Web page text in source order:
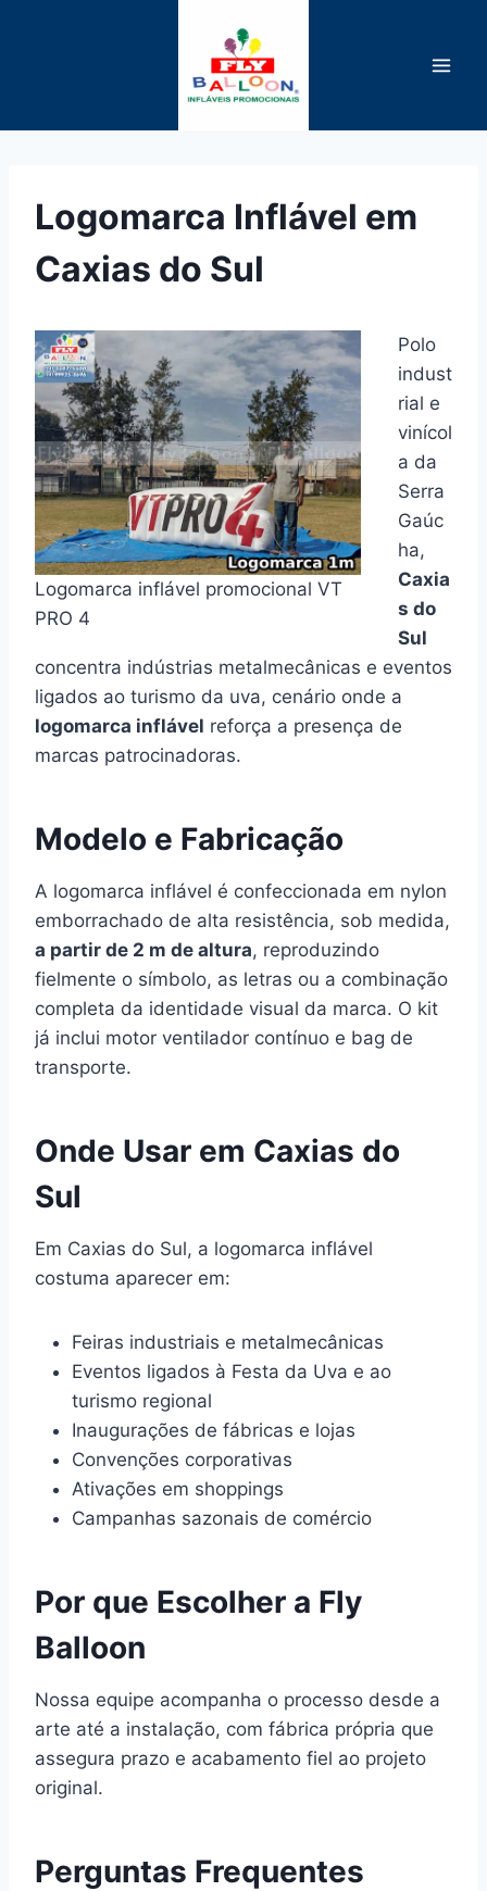
Logomarca Inflável em
Caxias do Sul
Logomarca inflável promocional VT
PRO 4
Polo
indust
rial e
vinícol
a da
Serra
Gaúc
ha,
Caxia
s do
Sul
concentra indústrias metalmecânicas e eventos
ligados ao turismo da uva, cenário onde a
logomarca inflável reforça a presença de
marcas patrocinadoras.
Modelo e Fabricação
A logomarca inflável é confeccionada em nylon
emborrachado de alta resistência, sob medida,
a partir de 2 m de altura, reproduzindo
fielmente o símbolo, as letras ou a combinação
completa da identidade visual da marca. O kit
já inclui motor ventilador contínuo e bag de
transporte.
Onde Usar em Caxias do
Sul
Em Caxias do Sul, a logomarca inflável
costuma aparecer em:
Feiras industriais e metalmecânicas
Eventos ligados à Festa da Uva e ao
turismo regional
Inaugurações de fábricas e lojas
Convenções corporativas
Ativações em shoppings
Campanhas sazonais de comércio
Por que Escolher a Fly
Balloon
Nossa equipe acompanha o processo desde a
arte até a instalação, com fábrica própria que
assegura prazo e acabamento fiel ao projeto
original.
Perguntas Frequentes